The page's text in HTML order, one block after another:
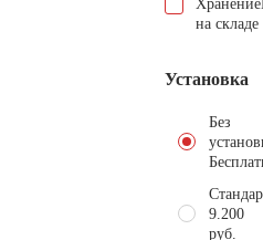
Хранение
на складе
Установка
Без
9.200
руб.